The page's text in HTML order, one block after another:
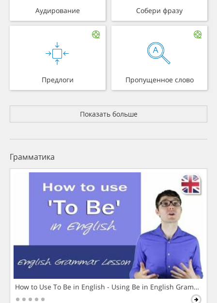
Аудирование Собери фразу
Предлоги Пропущенное слово
Показать больше
Грамматика
How to Use To Be in English - Using Be in English Grammar